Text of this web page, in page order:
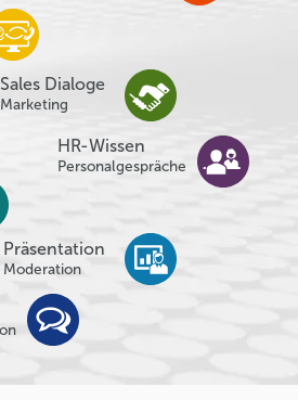
Sales Dialoge
Marketing
HR-Wissen
Personalgespräche
Präsentation
Moderation